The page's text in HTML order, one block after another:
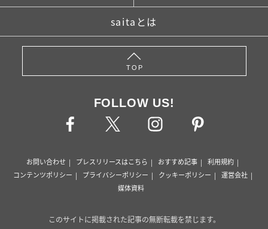
saitaとは
TOP
FOLLOW US!
お問い合わせ プレスリリースはこちら おすすめ記事
利用規約
コンテンツポリシー
プライバシーポリシー クッキーポリシー
運営会社
媒体資料
このサイトに掲載された記事の無断転載を禁じます。